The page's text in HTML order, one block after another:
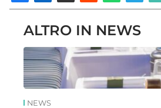
ALTRO IN NEWS
NEWS